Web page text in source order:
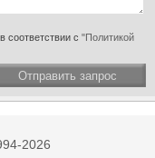
соответствии с "Политикой
Отправить запрос
2026